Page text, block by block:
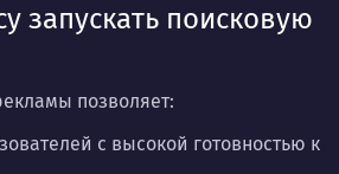
запускать поисковую
позволяет:
с высокой готовностью к